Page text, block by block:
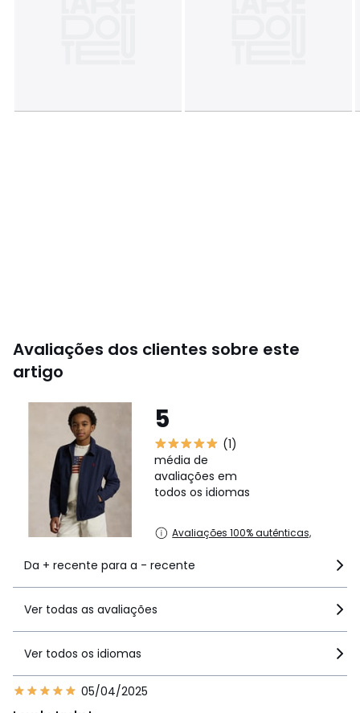
Avaliações dos clientes sobre este
artigo
5
(1)
média de
avaliações em
todos os idiomas
Avaliações 100% autênticas,
Da + recente para a - recente
Ver todas as avaliações
Ver todos os idiomas
05/04/2025